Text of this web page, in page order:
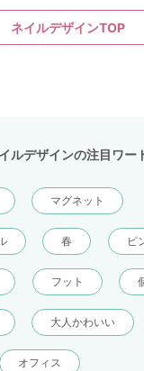
ネイルデザインTOP
ルデザインの注目ワー
マグネット
春 ピ
フット
大人かわいい
オフィス